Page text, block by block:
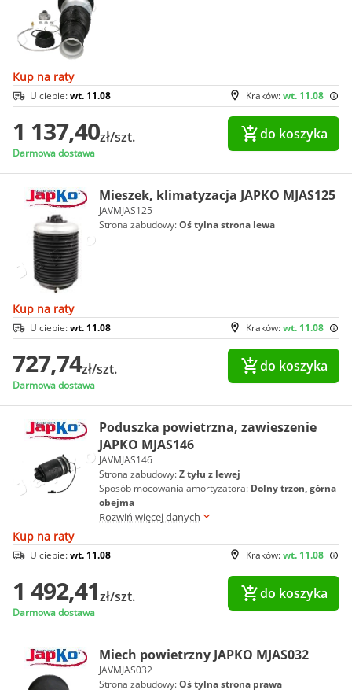
Kup na raty
Kraków:wt. 11.08
U ciebie:wt. 11.08
1 137,40zł/szt.
Darmowa dostawa
do koszyka
Mieszek, klimatyzacja JAPKO MJAS125
JAVMJAS125
Strona zabudowy:Oś tylna strona lewa
Kup na raty
Kraków:wt. 11.08
U ciebie:wt. 11.08
727,74zł/szt.
Darmowa dostawa
do koszyka
Poduszka powietrzna, zawieszenie
JAPKO MJAS146
JAVMJAS146
Strona zabudowy:Z tyłu z lewej
Sposób mocowania amortyzatora: Dolny trzon, górna
obejma
Rozwiń więcej danych
Kup na raty
Kraków:wt. 11.08
U ciebie:wt. 11.08
1 492,41zł/szt.
Darmowa dostawa
do koszyka
Miech powietrzny JAPKO MJAS032
JAVMJAS032
Strona zabudowy:Oś tylna strona prawa